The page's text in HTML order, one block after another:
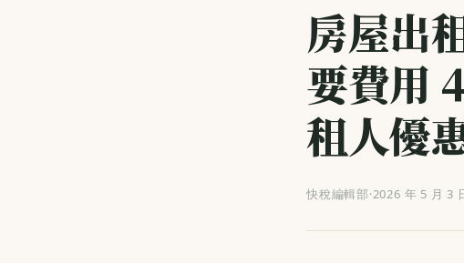
房屋出
要費用
租人優
快稅編輯部·2026 年 5 月 3